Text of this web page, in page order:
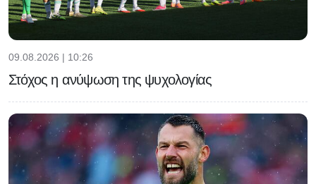
09.08.2026 | 10:26
Στόχος η ανύψωση της ψυχολογίας